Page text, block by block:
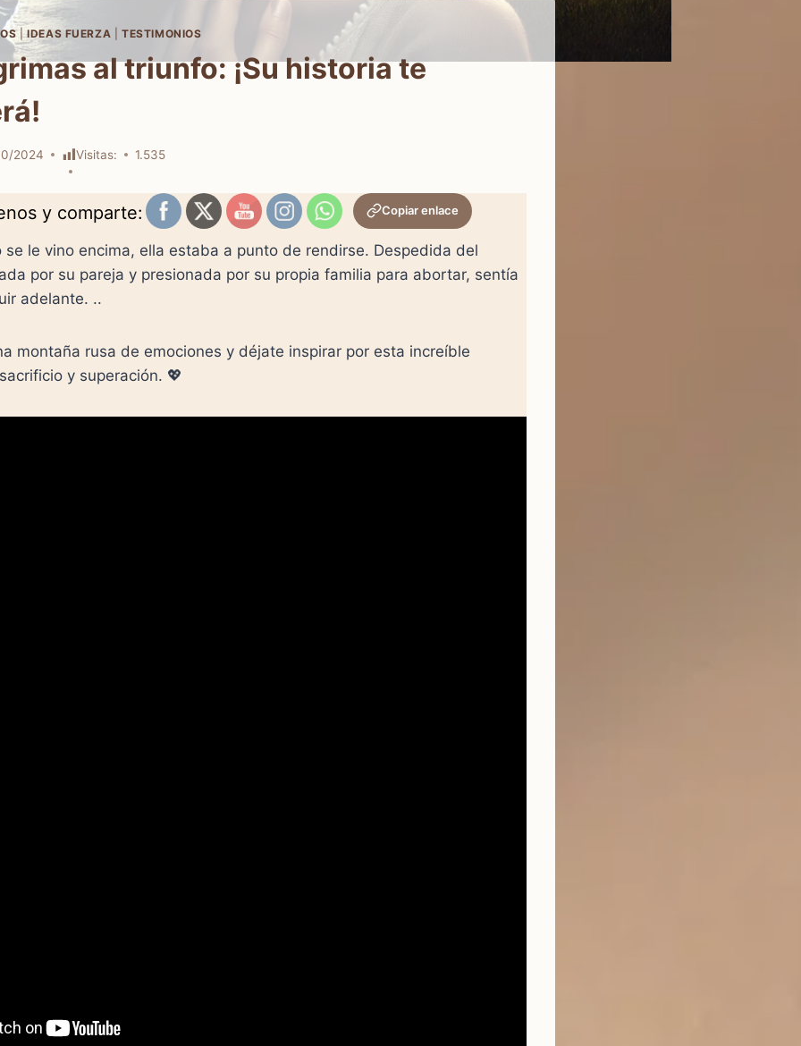
|IDEAS FUERZA |TESTIMONIOS
al triunfo: ¡Su historia te
2024 Visitas: 1.535
y comparte: Copiar enlace
se le vino encima, ella estaba a punto de rendirse. Despedida del
por su pareja y presionada por su propia familia para abortar, sentía
adelante. ..
montaña rusa de emociones y déjate inspirar por esta increíble
y superación. 💖